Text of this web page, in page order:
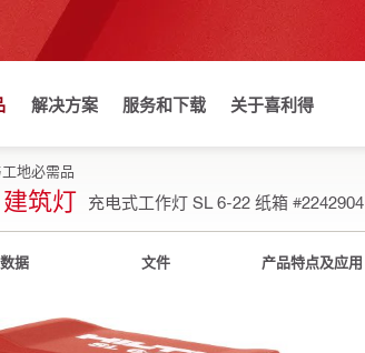
解决方案 服务和下载 关于喜利得
地必需品
筑灯 充电式工作灯 SL 6-22 纸箱 #2242904
据 文件 产品特点及应用